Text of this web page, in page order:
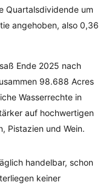
Quartalsdividende um
angehoben, also 0,36
Ende 2025 nach
98.688 Acres
Wasserrechte in
auf hochwertigen
Pistazien und Wein.
handelbar, schon
keiner